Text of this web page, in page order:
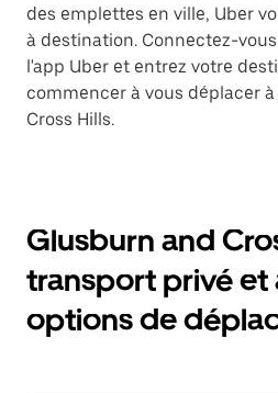
des emplettes en ville, Uber
à destination. Connectez-
l'app Uber et entrez votre
commencer à vous déplacer
Cross Hills.
Glusburn and
transport privé et
options de